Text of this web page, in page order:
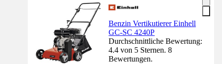
Benzin Vertikutierer Einhell
GC-SC 4240P
Durchschnittliche Bewertung:
4.4 von 5 Sternen. 8
Bewertungen.